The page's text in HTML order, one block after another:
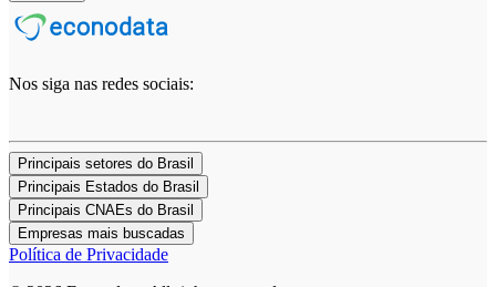
Nos siga nas redes sociais:
Principais setores do Brasil
Principais Estados do Brasil
Principais CNAEs do Brasil
Empresas mais buscadas
Política de Privacidade